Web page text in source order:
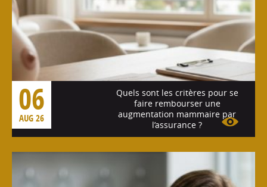
06
AUG 26
Quels sont les critères pour se
faire rembourser une
augmentation mammaire par
l’assurance ?
Voir l'article